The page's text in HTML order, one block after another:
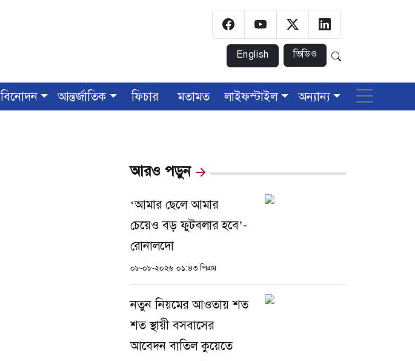
English ভিডিও
বিনোদন আন্তর্জাতিক ফিচার মতামত লাইফস্টাইল অন্যান্য
আরও পড়ুন
‘আমার ছেলে আমার
চেয়েও বড় ফুটবলার হবে’-
রোনালদো
০৮-০৮-২০২৬ ০১:৪৩ পিএম
নতুন নিয়মের আওতায় শত
শত স্থায়ী বসবাসের
আবেদন বাতিল কুয়েতে